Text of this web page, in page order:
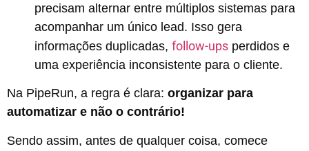
precisam alternar entre múltiplos sistemas para
acompanhar um único lead. Isso gera
informações duplicadas, follow-ups perdidos e
uma experiência inconsistente para o cliente.
Na PipeRun, a regra é clara: organizar para
automatizar e não o contrário!
Sendo assim, antes de qualquer coisa, comece